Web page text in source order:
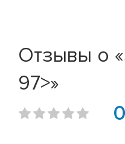
Отзывы о
97>»